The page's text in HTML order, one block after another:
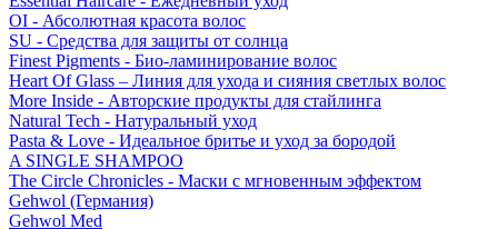
OI - Абсолютная красота волос
SU - Средства для защиты от солнца
Finest Pigments - Био-ламинирование волос
Heart Of Glass – Линия для ухода и сияния светлых волос
More Inside - Авторские продукты для стайлинга
Natural Tech - Натуральный уход
Pasta & Love - Идеальное бритье и уход за бородой
A SINGLE SHAMPOO
The Circle Chronicles - Маски с мгновенным эффектом
Gehwol (Германия)
Gehwol Med